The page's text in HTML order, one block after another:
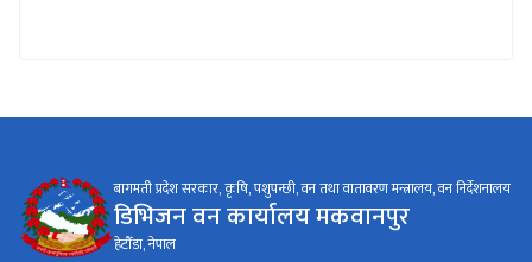
बागमती प्रदेश सरकार, कृषि, पशुपन्छी, वन तथा वातावरण मन्त्रालय, वन निर्देशनालय
डिभिजन वन कार्यालय मकवानपुर
हेटौँडा, नेपाल